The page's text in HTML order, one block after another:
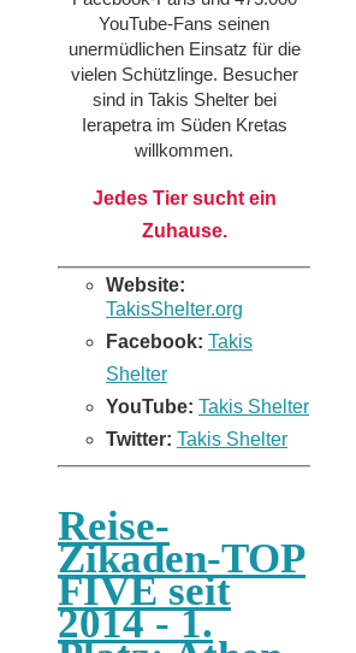
YouTube-Fans seinen
unermüdlichen Einsatz für die
vielen Schützlinge. Besucher
sind in Takis Shelter bei
Ierapetra im Süden Kretas
willkommen.
Jedes Tier sucht ein
Zuhause.
Website:
TakisShelter.org
Facebook: Takis
Shelter
YouTube: Takis Shelter
Twitter: Takis Shelter
Reise-
Zikaden-TOP
FIVE seit
2014 - 1.